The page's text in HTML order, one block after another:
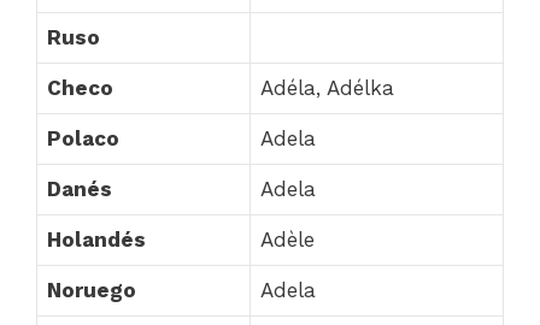
Ruso
Checo Adéla, Adélka
Polaco Adela
Danés Adela
Holandés Adèle
Noruego Adela